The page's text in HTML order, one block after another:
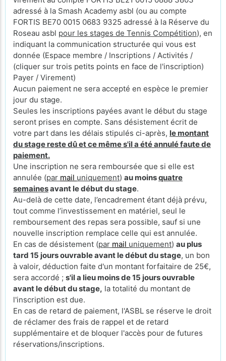
adressé à la Smash Academy asbl (ou au compte
FORTIS BE70 0015 0683 9325 adressé à la Réserve du
Roseau asbl pour les stages de Tennis Compétition), en
indiquant la communication structurée qui vous est
donnée (Espace membre / Inscriptions / Activités /
(cliquer sur trois petits points en face de l'inscription)
Payer / Virement)
Aucun paiement ne sera accepté en espèce le premier
jour du stage.
Seules les inscriptions payées avant le début du stage
seront prises en compte. Sans désistement écrit de
votre part dans les délais stipulés ci-après, le montant
du stage reste dû et ce même s'il a été annulé faute de
paiement.
Une inscription ne sera remboursée que si elle est
annulée (par mail uniquement) au moinsquatre
semainesavant le début du stage.
Au-delà de cette date, l’encadrement étant déjà prévu,
tout comme l’investissement en matériel, seul le
remboursement des repas sera possible, sauf si une
nouvelle inscription remplace celle qui est annulée.
En cas de désistement (par mail uniquement) au plus
tard 15 jours ouvrable avant le début du stage, un bon
à valoir, déduction faite d'un montant forfaitaire de 25€,
sera accordé ; s'il a lieu moins de 15 jours ouvrable
avant le début du stage, la totalité du montant de
l'inscription est due.
En cas de retard de paiement, l'ASBL se réserve le droit
de réclamer des frais de rappel et de retard
supplémentaire et de bloquer l'accès pour de futures
réservations/inscriptions.